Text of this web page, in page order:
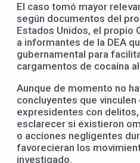
El caso tomó mayor
según documentos del
Estados Unidos, el propio
a informantes de la DEA
gubernamental para
cargamentos de cocaína
Aunque de momento no
concluyentes que
expresidentes con
esclarecer si existieron
o acciones negligentes
favorecieran los
investigado.